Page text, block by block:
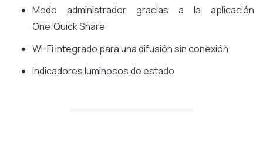
Modo administrador gracias a la aplicación
One:Quick Share
Wi-Fi integrado para una difusión sin conexión
Indicadores luminosos de estado